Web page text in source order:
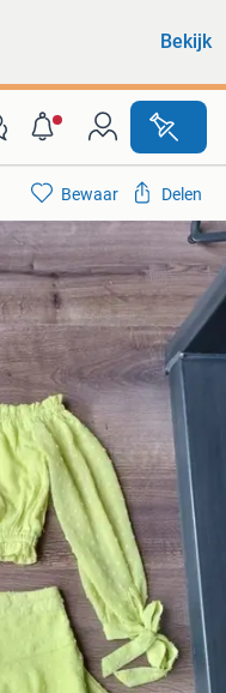
Bekijk
Bewaar Delen